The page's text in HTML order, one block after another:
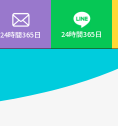
24時間365日
24時間365日